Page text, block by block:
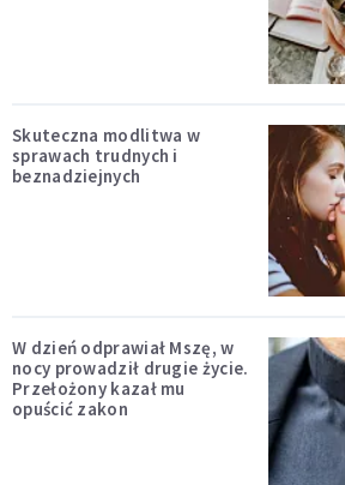
Skuteczna modlitwa w
sprawach trudnych i
beznadziejnych
W dzień odprawiał Mszę, w
nocy prowadził drugie życie.
Przełożony kazał mu
opuścić zakon